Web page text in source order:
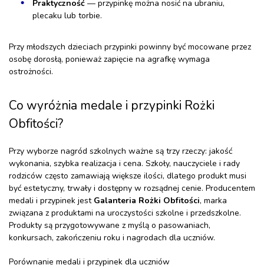
Praktyczność — przypinkę można nosić na ubraniu,
plecaku lub torbie.
Przy młodszych dzieciach przypinki powinny być mocowane przez
osobę dorosłą, ponieważ zapięcie na agrafkę wymaga
ostrożności.
Co wyróżnia medale i przypinki Rożki
Obfitości?
Przy wyborze nagród szkolnych ważne są trzy rzeczy: jakość
wykonania, szybka realizacja i cena. Szkoły, nauczyciele i rady
rodziców często zamawiają większe ilości, dlatego produkt musi
być estetyczny, trwały i dostępny w rozsądnej cenie. Producentem
medali i przypinek jest Galanteria Rożki Obfitości, marka
związana z produktami na uroczystości szkolne i przedszkolne.
Produkty są przygotowywane z myślą o pasowaniach,
konkursach, zakończeniu roku i nagrodach dla uczniów.
Porównanie medali i przypinek dla uczniów